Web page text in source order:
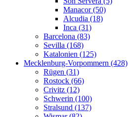
Manacor (50)
Alcudia (18)
Inca (31)
Barcelona (83)
Sevilla (168)
Katalonien (125)
Mecklenburg-Vorpommern (428)
Rügen (31)
Rostock (66)
Crivitz (12)
Schwerin (100)
Stralsund (137)